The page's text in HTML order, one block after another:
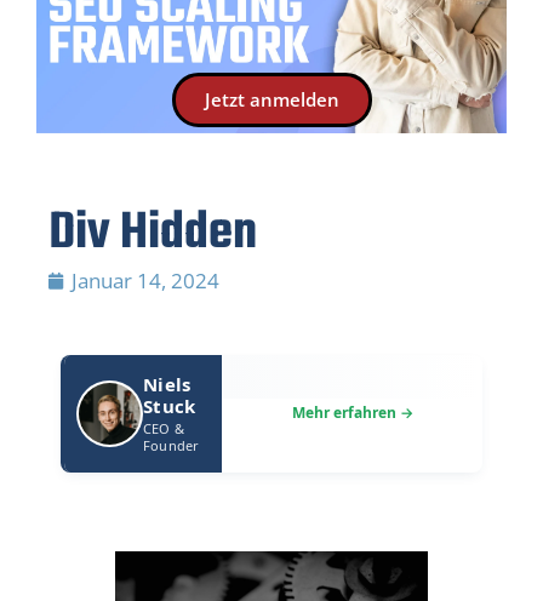
Div Hidden
Januar 14, 2024
Niels
Stuck
CEO &
Founder
Jetzt anmelden